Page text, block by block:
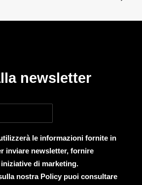
newsletter
le informazioni fornite in
inviare newsletter, fornire
di marketing.
nostra Policy puoi consultare